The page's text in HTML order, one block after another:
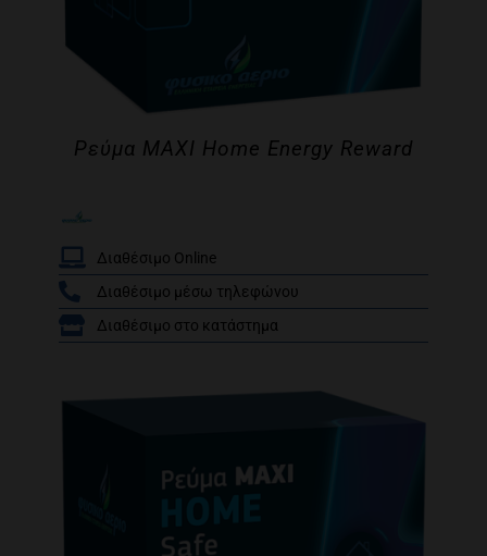
/
Ρεύμα MAXI Home Energy Reward
Διαθέσιμο Online
Διαθέσιμο μέσω τηλεφώνου
Διαθέσιμο στο κατάστημα